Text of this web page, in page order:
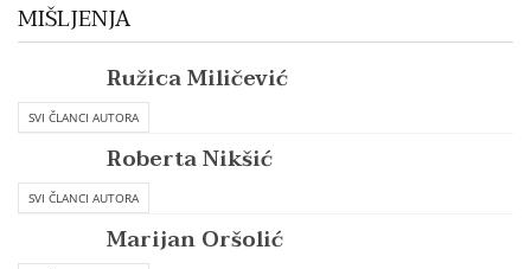
MIŠLJENJA
Ružica Miličević
SVI ČLANCI AUTORA
Roberta Nikšić
SVI ČLANCI AUTORA
Marijan Oršolić